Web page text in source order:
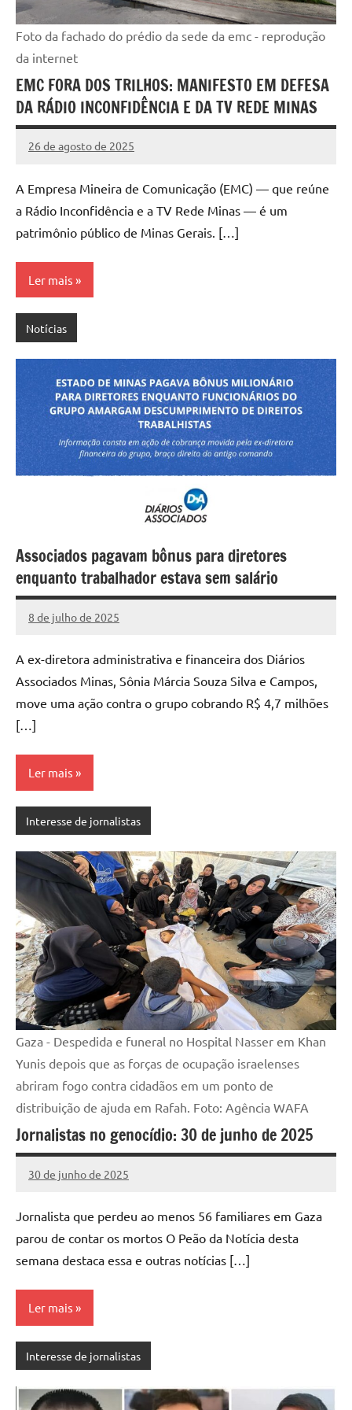
Foto da fachado do prédio da sede da emc - reprodução
da internet
EMC FORA DOS TRILHOS: MANIFESTO EM DEFESA
DA RÁDIO INCONFIDÊNCIA E DA TV REDE MINAS
26 de agosto de 2025
Assessoria
Nenhum
A Empresa Mineira de Comunicação (EMC) — que reúne
a Rádio Inconfidência e a TV Rede Minas — é um
patrimônio público de Minas Gerais. […]
Ler mais
Notícias
Associados pagavam bônus para diretores
enquanto trabalhador estava sem salário
8 de julho de 2025
Assessoria
Nenhum
A ex-diretora administrativa e financeira dos Diários
Associados Minas, Sônia Márcia Souza Silva e Campos,
move uma ação contra o grupo cobrando R$ 4,7 milhões
[…]
Ler mais
Interesse de jornalistas
Gaza - Despedida e funeral no Hospital Nasser em Khan
Yunis depois que as forças de ocupação israelenses
abriram fogo contra cidadãos em um ponto de
distribuição de ajuda em Rafah. Foto: Agência WAFA
Jornalistas no genocídio: 30 de junho de 2025
30 de junho de 2025
Assessoria
Nenhum
Jornalista que perdeu ao menos 56 familiares em Gaza
parou de contar os mortos O Peão da Notícia desta
semana destaca essa e outras notícias […]
Ler mais
Interesse de jornalistas